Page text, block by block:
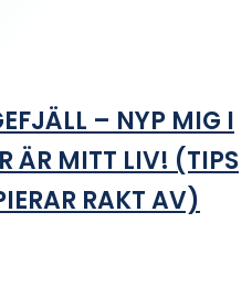
– NYP MIG I
ÄR MITT LIV! (TIPS
RAKT AV)